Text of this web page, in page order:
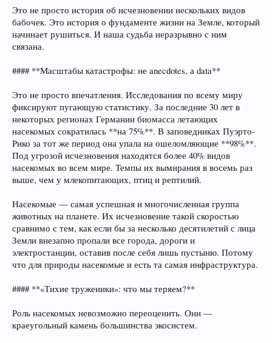
Это не просто история об исчезновении нескольких видов
бабочек. Это история о фундаменте жизни на Земле, который
начинает рушиться. И наша судьба неразрывно с ним
связана.
#### **Масштабы катастрофы: не anecdotes, а data**
Это не просто впечатления. Исследования по всему миру
фиксируют пугающую статистику. За последние 30 лет в
некоторых регионах Германии биомасса летающих
насекомых сократилась **на 75%**. В заповедниках Пуэрто-
Рико за тот же период она упала на ошеломляющие **98%**.
Под угрозой исчезновения находятся более 40% видов
насекомых во всем мире. Темпы их вымирания в восемь раз
выше, чем у млекопитающих, птиц и рептилий.
Насекомые — самая успешная и многочисленная группа
животных на планете. Их исчезновение такой скоростью
сравнимо с тем, как если бы за несколько десятилетий с лица
Земли внезапно пропали все города, дороги и
электростанции, оставив после себя лишь пустыню. Потому
что для природы насекомые и есть та самая инфраструктура.
#### **«Тихие труженики»: что мы теряем?**
Роль насекомых невозможно переоценить. Они —
краеугольный камень большинства экосистем.